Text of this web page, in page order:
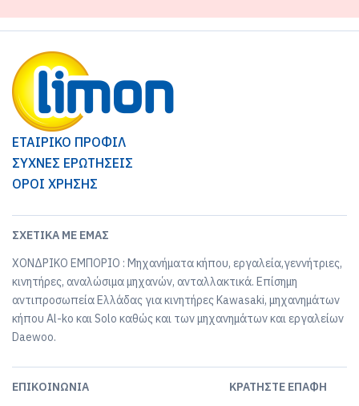
ΕΤΑΙΡΙΚΟ ΠΡΟΦΙΛ
ΣΥΧΝΕΣ ΕΡΩΤΗΣΕΙΣ
ΟΡΟΙ ΧΡΗΣΗΣ
ΣΧΕΤΙΚΆ ΜΕ ΕΜΆΣ
ΧΟΝΔΡΙΚΟ ΕΜΠΟΡΙΟ : Μηχανήματα κήπου, εργαλεία,γεννήτριες,
κινητήρες, αναλώσιμα μηχανών, ανταλλακτικά. Επίσημη
αντιπροσωπεία Ελλάδας για κινητήρες Kawasaki, μηχανημάτων
κήπου Al-ko και Solo καθώς και των μηχανημάτων και εργαλείων
Daewoo.
ΕΠΙΚΟΙΝΩΝΊΑ ΚΡΑΤΉΣΤΕ ΕΠΑΦΉ